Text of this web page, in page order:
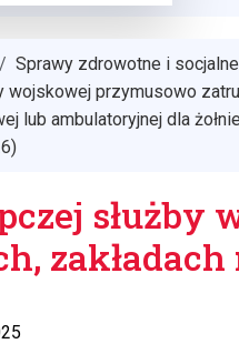
Sprawy zdrowotne i socjalne
wojskowej przymusowo
lub ambulatoryjnej dla